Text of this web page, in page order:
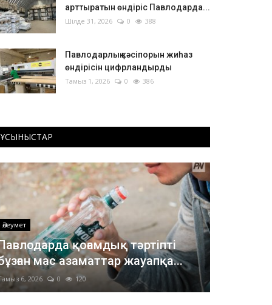
арттыратын өндіріс Павлодарда...
Шілде 31, 2026 0 388
Павлодарлық кәсіпорын жиһаз
өндірісін цифрландырды
Тамыз 1, 2026 0 386
ҰСЫНЫСТАР
Әлеумет
қоғамдық тәртіпті
мас азаматтар жауапқа...
6, 2026 0 120